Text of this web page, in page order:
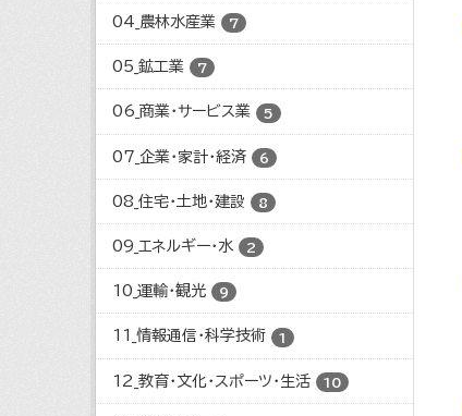
04_農林水産業 7
05_鉱工業 7
06_商業・サービス業 5
07_企業・家計・経済 6
08_住宅・土地・建設 8
09_エネルギー・水 2
10_運輸・観光 9
11_情報通信・科学技術 1
12_教育・文化・スポーツ・生活 10